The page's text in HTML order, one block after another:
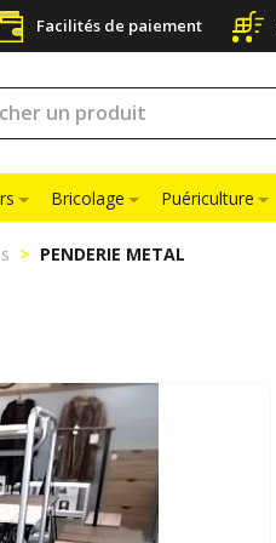
Facilités de paiement
Bricolage Puériculture
PENDERIE METAL